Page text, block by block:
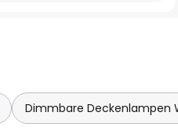
Dimmbare Deckenlampen